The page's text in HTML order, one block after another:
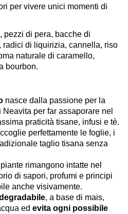
per vivere unici momenti di
pezzi di pera, bacche di
radici di liquirizia, cannella, riso
naturale di caramello,
bourbon.
nasce dalla passione per la
per far assaporare nel
praticità tisane, infusi e tè.
perfettamente le foglie, i
taglio tisana senza
rimangono intatte nel
di sapori, profumi e principi
anche visivamente.
, a base di mais,
ed evita ogni possibile